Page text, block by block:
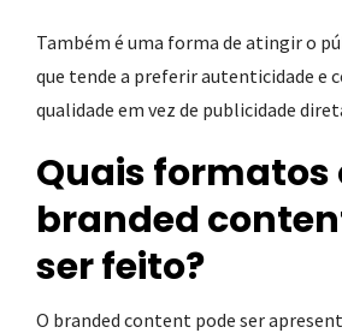
Também é uma forma de atingir o
que tende a preferir autenticidade e
qualidade em vez de publicidade
Quais formatos
branded
ser feito?
O branded content pode ser